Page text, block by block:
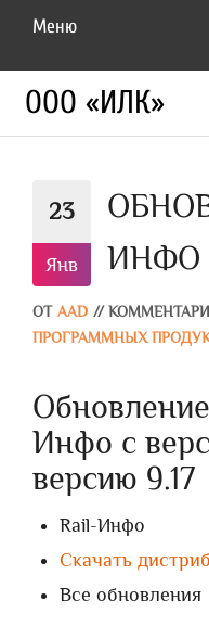
Меню
ООО «ИЛК»
23
Янв
ИНФО
ОТ AAD //
ПРОГРАММНЫХ
Инфо с
версию 9.17
Rail-Инфо
Скачать
Все обновления